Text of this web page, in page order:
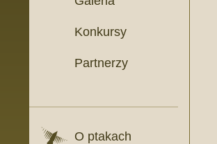
Konkursy
Partnerzy
O ptakach